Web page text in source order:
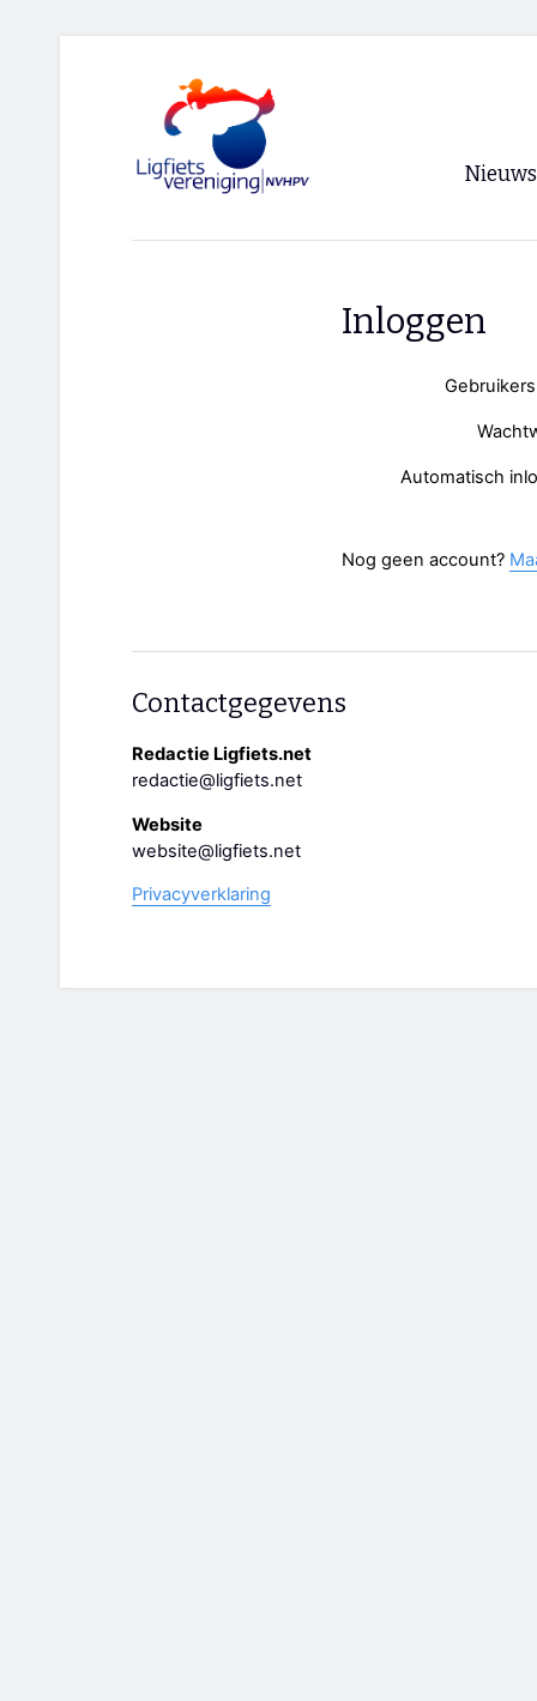
Nieuws
Inloggen
Automatisch
Nog geen account?
Contactgegevens
Redactie Ligfiets.net
redactie@ligfiets.net
Website
website@ligfiets.net
Privacyverklaring